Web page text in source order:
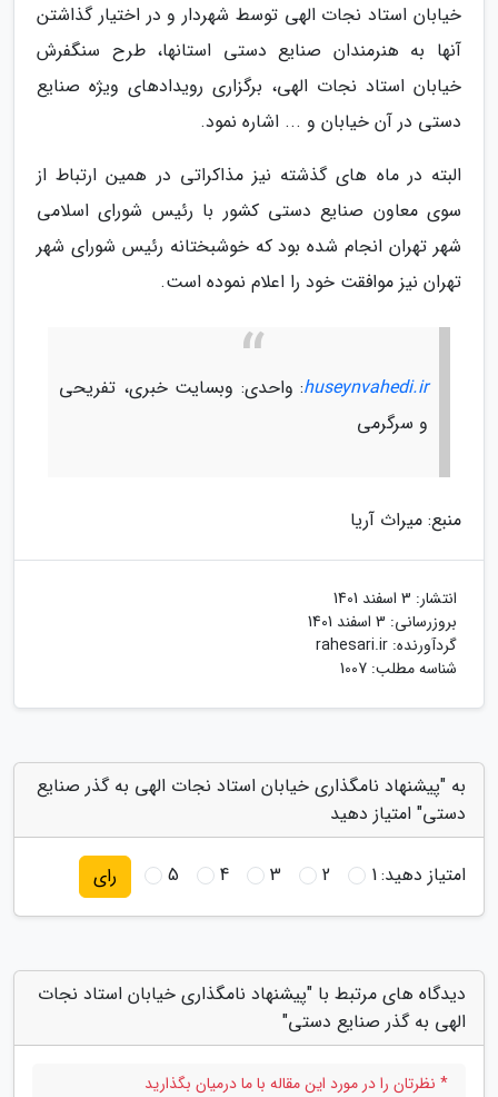
خیابان استاد نجات الهی توسط شهردار و در اختیار گذاشتن
آنها به هنرمندان صنایع دستی استانها، طرح سنگفرش
خیابان استاد نجات الهی، برگزاری رویدادهای ویژه صنایع
دستی در آن خیابان و ... اشاره نمود.
البته در ماه های گذشته نیز مذاکراتی در همین ارتباط از
سوی معاون صنایع دستی کشور با رئیس شورای اسلامی
شهر تهران انجام شده بود که خوشبختانه رئیس شورای شهر
تهران نیز موافقت خود را اعلام نموده است.
huseynvahedi.ir: واحدی: وبسایت خبری، تفریحی
و سرگرمی
منبع: میراث آریا
انتشار: 3 اسفند 1401
بروزرسانی: 3 اسفند 1401
گردآورنده: rahesari.ir
شناسه مطلب: 1007
به "پیشنهاد نامگذاری خیابان استاد نجات الهی به گذر صنایع
دستی" امتیاز دهید
امتیاز دهید:1
2
3
4
5 رای
دیدگاه های مرتبط با "پیشنهاد نامگذاری خیابان استاد نجات
الهی به گذر صنایع دستی"
* نظرتان را در مورد این مقاله با ما درمیان بگذارید